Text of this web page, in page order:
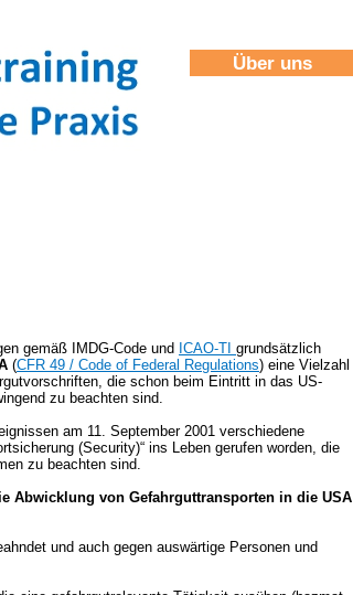
Über uns
gemäß IMDG-Code und ICAO-TI grundsätzlich
(CFR 49 / Code of Federal Regulations) eine Vielzahl
die schon beim Eintritt in das US-
zu beachten sind.
am 11. September 2001 verschiedene
(Security)“ ins Leben gerufen worden, die
zu beachten sind.
Abwicklung von Gefahrguttransporten in die USA
und auch gegen auswärtige Personen und